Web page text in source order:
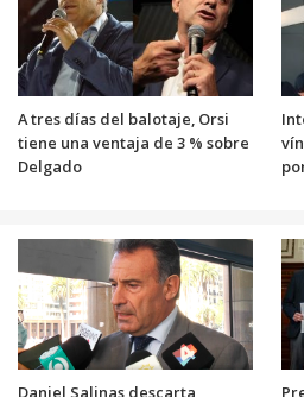
A tres días del balotaje, Orsi
tiene una ventaja de 3 % sobre
Delgado
Daniel Salinas descarta